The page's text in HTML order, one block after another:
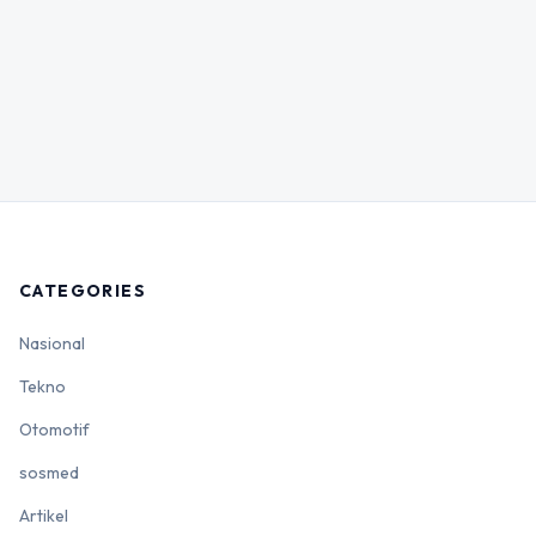
CATEGORIES
Nasional
Tekno
Otomotif
sosmed
Artikel